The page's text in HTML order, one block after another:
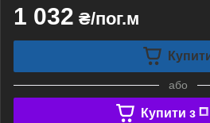
1 032 ₴/пог.м
або
Купити з